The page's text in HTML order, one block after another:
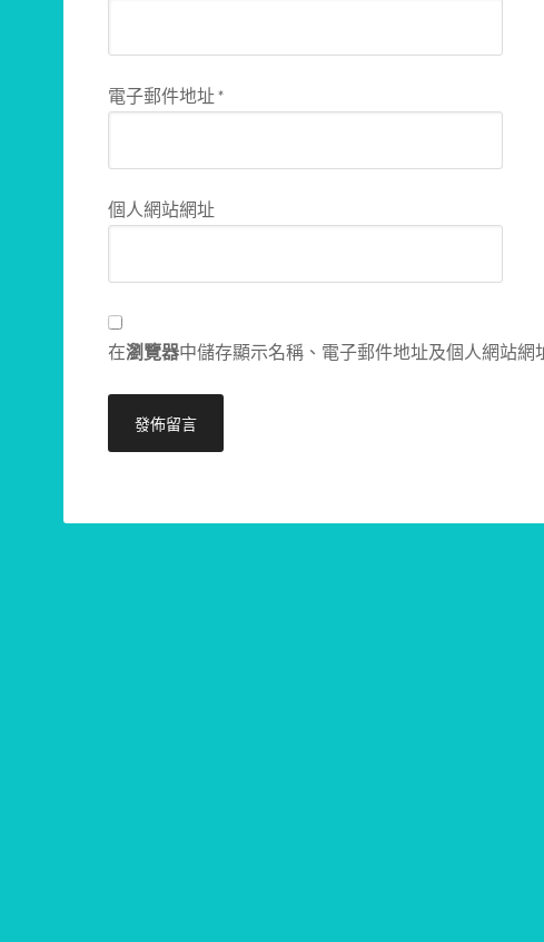
電子郵件地址*
個人網站網址
在瀏覽器中儲存顯示名稱、電子郵件地址及個人網站網